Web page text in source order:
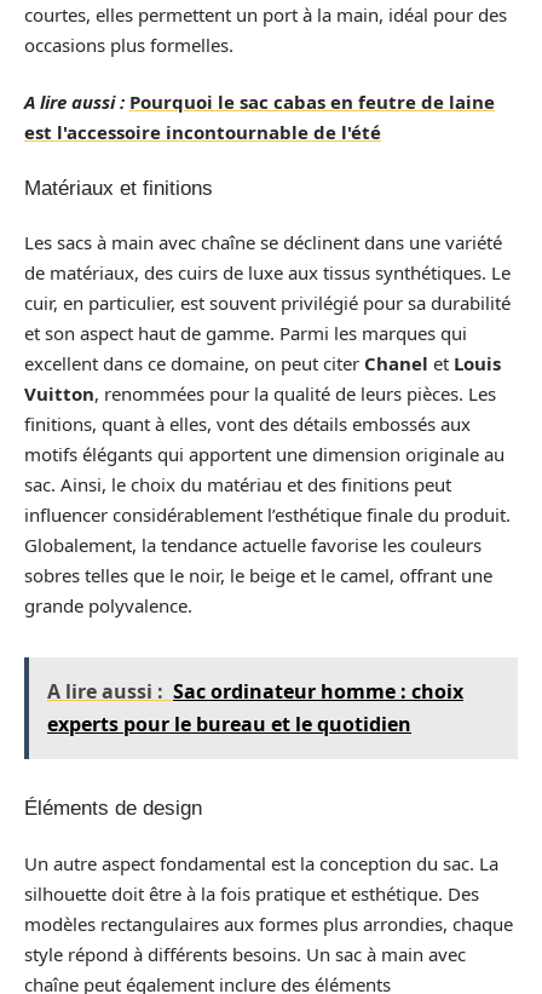
courtes, elles permettent un port à la main, idéal pour des
occasions plus formelles.
A lire aussi : Pourquoi le sac cabas en feutre de laine
est l'accessoire incontournable de l'été
Matériaux et finitions
Les sacs à main avec chaîne se déclinent dans une variété
de matériaux, des cuirs de luxe aux tissus synthétiques. Le
cuir, en particulier, est souvent privilégié pour sa durabilité
et son aspect haut de gamme. Parmi les marques qui
excellent dans ce domaine, on peut citer Chanel et Louis
Vuitton, renommées pour la qualité de leurs pièces. Les
finitions, quant à elles, vont des détails embossés aux
motifs élégants qui apportent une dimension originale au
sac. Ainsi, le choix du matériau et des finitions peut
influencer considérablement l’esthétique finale du produit.
Globalement, la tendance actuelle favorise les couleurs
sobres telles que le noir, le beige et le camel, offrant une
grande polyvalence.
A lire aussi : Sac ordinateur homme : choix
experts pour le bureau et le quotidien
Éléments de design
Un autre aspect fondamental est la conception du sac. La
silhouette doit être à la fois pratique et esthétique. Des
modèles rectangulaires aux formes plus arrondies, chaque
style répond à différents besoins. Un sac à main avec
chaîne peut également inclure des éléments